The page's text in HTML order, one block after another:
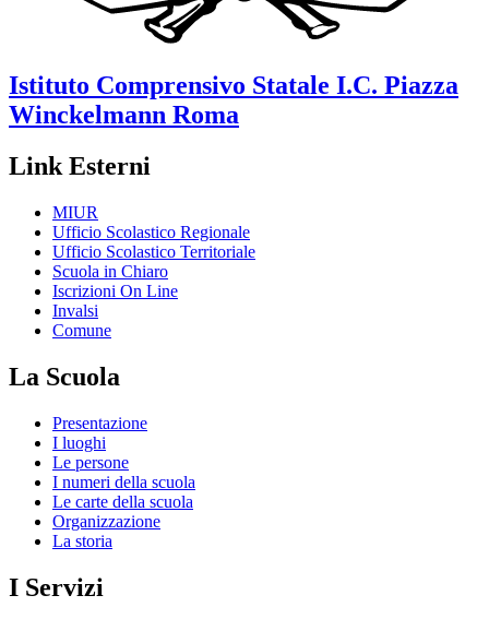
Istituto Comprensivo Statale I.C. Piazza
Winckelmann Roma
Link Esterni
MIUR
Ufficio Scolastico Regionale
Ufficio Scolastico Territoriale
Scuola in Chiaro
Iscrizioni On Line
Invalsi
Comune
La Scuola
Presentazione
I luoghi
Le persone
I numeri della scuola
Le carte della scuola
Organizzazione
La storia
I Servizi